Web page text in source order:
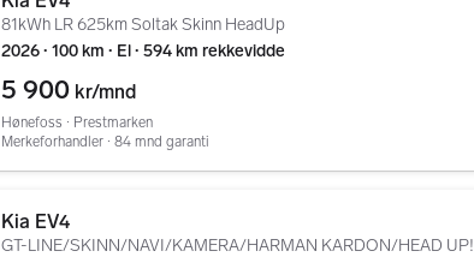
81kWh LR 625km Soltak Skinn HeadUp
2026 ∙ 100 km ∙ El ∙ 594 km rekkevidde
5 900 kr/mnd
Hønefoss ∙ Prestmarken
Merkeforhandler ∙ 84 mnd garanti
Kia EV4
GT-LINE/SKINN/NAVI/KAMERA/HARMAN KARDON/HEAD UP!